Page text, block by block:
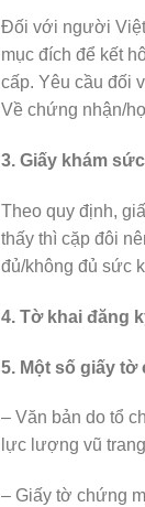
Đối với người Việt
mục đích để kết
cấp. Yêu cầu đối
Về chứng nhận/
3. Giấy khám
Theo quy định,
thấy thì cặp đôi
đủ/không đủ sức
4. Tờ khai đăng
5. Một số giấy tờ
– Văn bản do tổ
lực lượng vũ
– Giấy tờ chứng